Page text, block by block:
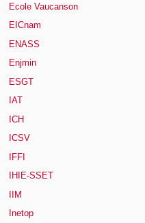
Ecole Vaucanson
EICnam
ENASS
Enjmin
ESGT
IAT
ICH
ICSV
IFFI
IHIE-SSET
IIM
Inetop